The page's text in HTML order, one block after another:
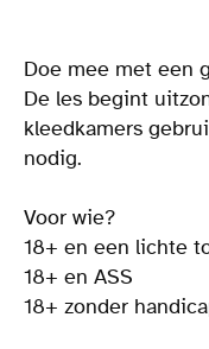
Doe mee met een
De les begint
kleedkamers
nodig.
Voor wie?
18+ en een lichte
18+ en ASS
18+ zonder